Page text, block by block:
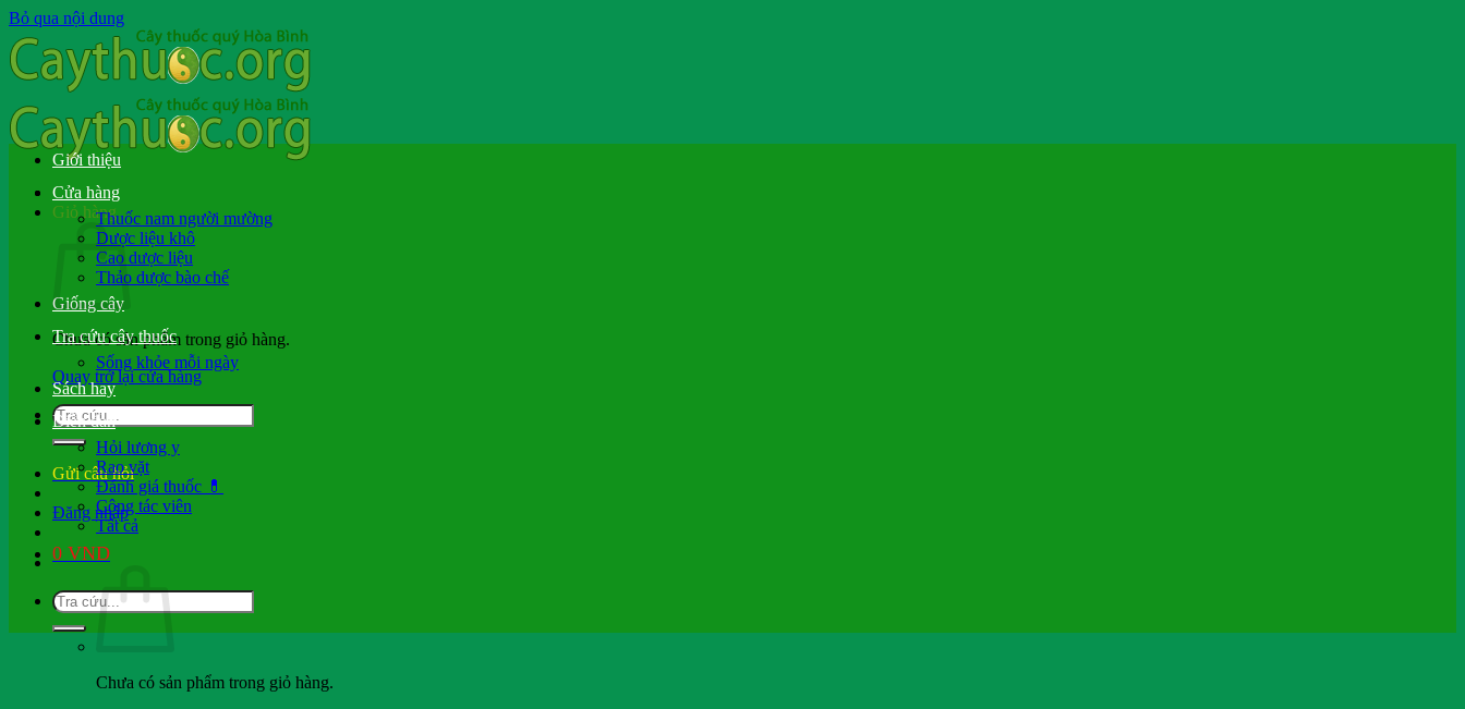
Bỏ qua nội dung
Giỏ hàng
Chưa có sản phẩm trong giỏ hàng.
Quay trở lại cửa hàng
Gửi câu hỏi
Đăng nhập
0 VND
Chưa có sản phẩm trong giỏ hàng.
Giới thiệu
Cửa hàng
Thuốc nam người mường
Dược liệu khô
Cao dược liệu
Thảo dược bào chế
Giống cây
Tra cứu cây thuốc
Sống khỏe mỗi ngày
Sách hay
Diễn đàn
Hỏi lương y
Rao vặt
Đánh giá thuốc 💊
Cộng tác viên
Tất cả